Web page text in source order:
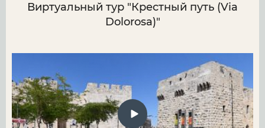
Виртуальный тур "Крестный путь (Via
Dolorosa)"